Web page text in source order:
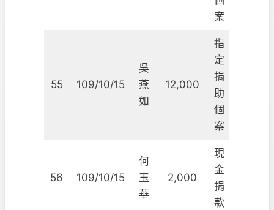
案
55 109/10/15
吳
燕
如
12,000
指
定
捐
助
個
案
56 109/10/15
何
玉
華
2,000
現
金
捐
款